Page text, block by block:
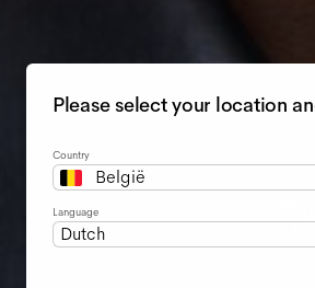
Please select your location
Country
België
Language
Dutch